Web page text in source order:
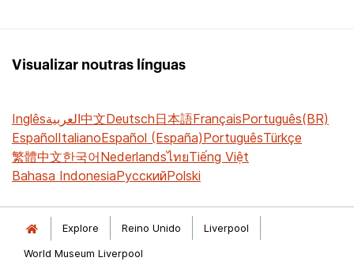
Visualizar noutras línguas
Inglêsالعربية中文Deutsch日本語FrançaisPortuguês(BR)
EspañolItalianoEspañol (España)PortuguêsTürkçe
繁體中文한국어NederlandsไทยTiếng Việt
Bahasa IndonesiaРусскийPolski
Explore Reino Unido
Liverpool
World Museum Liverpool